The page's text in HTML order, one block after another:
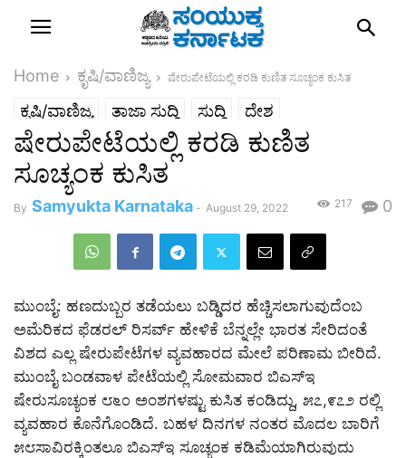
Home ಕೃಷಿ/ವಾಣಿಜ್ಯ ಷೇರುಪೇಟೆಯಲ್ಲಿ ಕರಡಿ ಕುಣಿತ ಸೂಚ್ಯಂಕ ಕುಸಿತ
ಕೃಷಿ/ವಾಣಿಜ್ಯ ತಾಜಾ ಸುದ್ದಿ ಸುದ್ದಿ ದೇಶ
ಷೇರುಪೇಟೆಯಲ್ಲಿ ಕರಡಿ ಕುಣಿತ
ಸೂಚ್ಯಂಕ ಕುಸಿತ
By Samyukta Karnataka - August 29, 2022 0
217
ಮುಂಬೈ: ಹಣದುಬ್ಬರ ತಡೆಯಲು ಬಡ್ಡಿದರ ಹೆಚ್ಚಿಸಲಾಗುವುದೆಂಬ
ಅಮೆರಿಕದ ಫೆಡರಲ್ ರಿಸರ್ವ್ ಹೇಳಿಕೆ ಬೆನ್ನಲ್ಲೇ ಭಾರತ ಸೇರಿದಂತೆ
ವಿಶದ ಎಲ್ಲ ಷೇರುಪೇಟೆಗಳ ವ್ಯವಹಾರದ ಮೇಲೆ ಪರಿಣಾಮ ಬೀರಿದೆ.
ಮುಂಬೈ ಬಂಡವಾಳ ಪೇಟೆಯಲ್ಲಿ ಸೋಮವಾರ ಬಿಎಸ್‌ಇ
ಷೇರುಸೂಚ್ಯಂಕ ೮೬೦ ಅಂಶಗಳಷ್ಟು ಕುಸಿತ ಕಂಡಿದ್ದು, ೫೭,೯೭೨ ರಲ್ಲಿ
ವ್ಯವಹಾರ ಕೊನೆಗೊಂಡಿದೆ. ಬಹಳ ದಿನಗಳ ನಂತರ ಮೊದಲ ಬಾರಿಗೆ
೫೮ಸಾವಿರಕ್ಕಿಂತಲೂ ಬಿಎಸ್‌ಇ ಸೂಚ್ಯಂಕ ಕಡಿಮೆಯಾಗಿರುವುದು